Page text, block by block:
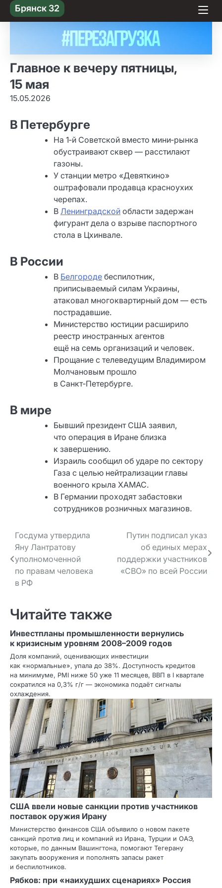
Skip
to content
Брянск 32
Главное к вечеру пятницы,
15 мая
15.05.2026
В Петербурге
На 1‑й Советской вместо мини‑рынка
обустраивают сквер — расстилают
газоны.
У станции метро «Девяткино»
оштрафовали продавца красноухих
черепах.
В Ленинградской области задержан
фигурант дела о взрыве паспортного
стола в Цхинвале.
В России
В Белгороде беспилотник,
приписываемый силам Украины,
атаковал многоквартирный дом — есть
пострадавшие.
Министерство юстиции расширило
реестр иностранных агентов
ещё на семь организаций и человек.
Прощание с телеведущим Владимиром
Молчановым прошло
в Санкт‑Петербурге.
В мире
Бывший президент США заявил,
что операция в Иране близка
к завершению.
Израиль сообщил об ударе по сектору
Газа с целью нейтрализации главы
военного крыла ХАМАС.
В Германии проходят забастовки
сотрудников розничных магазинов.
Навигация
по записям
Госдума утвердила
Яну Лантратову
уполномоченной
по правам человека
в РФ
Путин подписал указ
об единых мерах
поддержки участников
«СВО» по всей России
Читайте также
Инвестпланы промышленности вернулись
к кризисным уровням 2008–2009 годов
Доля компаний, оценивающих инвестиции
как «нормальные», упала до 38%. Доступность кредитов
на минимуме, PMI ниже 50 уже 11 месяцев, ВВП в I квартале
сократился на 0,3% г/г — экономика подаёт сигналы
охлаждения.
США ввели новые санкции против участников
поставок оружия Ирану
Министерство финансов США объявило о новом пакете
санкций против лиц и компаний из Ирана, Турции и ОАЭ,
которые, по данным Вашингтона, помогают Тегерану
закупать вооружения и пополнять запасы ракет
и беспилотников.
Рябков: при «наихудших сценариях» Россия